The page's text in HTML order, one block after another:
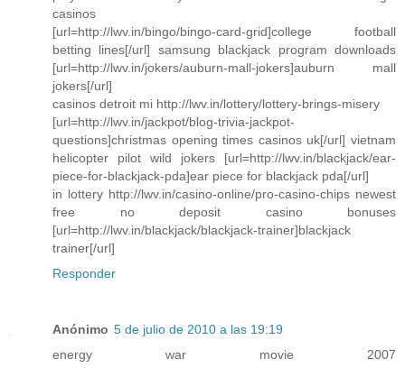
casinos
[url=http://lwv.in/bingo/bingo-card-grid]college football
betting lines[/url] samsung blackjack program downloads
[url=http://lwv.in/jokers/auburn-mall-jokers]auburn mall
jokers[/url]
casinos detroit mi http://lwv.in/lottery/lottery-brings-misery
[url=http://lwv.in/jackpot/blog-trivia-jackpot-
questions]christmas opening times casinos uk[/url] vietnam
helicopter pilot wild jokers [url=http://lwv.in/blackjack/ear-
piece-for-blackjack-pda]ear piece for blackjack pda[/url]
in lottery http://lwv.in/casino-online/pro-casino-chips newest
free no deposit casino bonuses
[url=http://lwv.in/blackjack/blackjack-trainer]blackjack
trainer[/url]
Responder
Anónimo 5 de julio de 2010 a las 19:19
energy war movie 2007